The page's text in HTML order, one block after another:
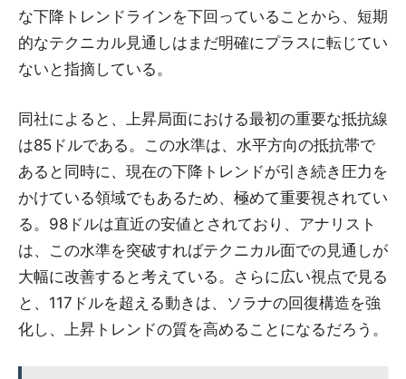
な下降トレンドラインを下回っていることから、短期
的なテクニカル見通しはまだ明確にプラスに転じてい
ないと指摘している。
同社によると、上昇局面における最初の重要な抵抗線
は85ドルである。この水準は、水平方向の抵抗帯で
あると同時に、現在の下降トレンドが引き続き圧力を
かけている領域でもあるため、極めて重要視されてい
る。98ドルは直近の安値とされており、アナリスト
は、この水準を突破すればテクニカル面での見通しが
大幅に改善すると考えている。さらに広い視点で見る
と、117ドルを超える動きは、ソラナの回復構造を強
化し、上昇トレンドの質を高めることになるだろう。